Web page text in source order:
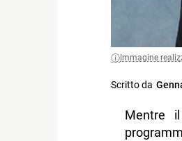
Immagine
Scritto da
Mentre